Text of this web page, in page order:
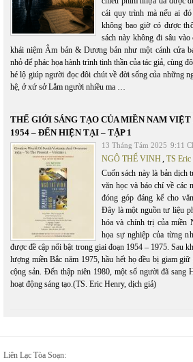
cái quy trình mà nếu ai
không bao giờ có được
sách này không đi sâu
khái niệm Âm bản & Dương bản như một cánh cửa
nhỏ để phác họa hành trình tinh thần của tác giả, cùng
hé lộ giúp người đọc đôi chút về đời sống của những
hệ, ở xứ sở Lắm người nhiều ma …
THẾ GIỚI SÁNG TẠO CỦA MIỀN NAM
1954 – ĐẾN HIỆN TẠI – TẬP 1
13 Tháng Tám 2025 9:11
NGÔ THẾ VINH, TS Eric
Cuốn sách này là bản dịch
văn học và báo chí về các
đóng góp đáng kể cho
Đây là một nguồn tư liệu
hóa và chính trị của miền
họa sự nghiệp của từng
được đề cập nổi bật trong giai đoạn 1954 – 1975. Sau
lượng miền Bắc năm 1975, hầu hết họ đều bị giam giữ
cộng sản. Đến thập niên 1980, một số người đã sang
hoạt động sáng tạo.(TS. Eric Henry, dịch giả)
Liên Lạc Tòa Soạn: